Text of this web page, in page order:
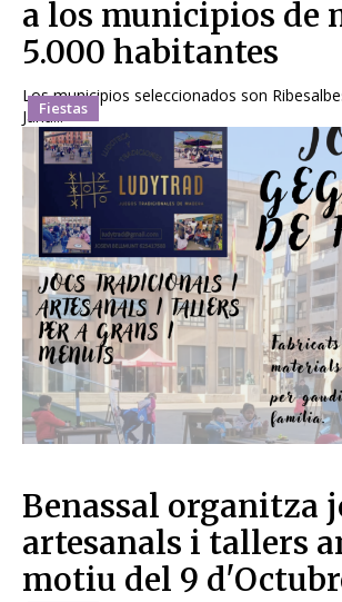
Fiestas
a los municipios de
5.000 habitantes
Los municipios seleccionados son
Jana...
Benassal organitza
artesanals i tallers
motiu del 9